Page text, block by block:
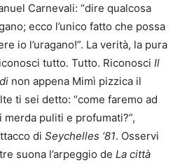
Carnevali: “dire qualcosa
ecco l’unico fatto che possa
io l’uragano!”. La verità, la pura
tutto. Tutto. Riconosci Il
non appena Mimì pizzica il
ti sei detto: “come faremo ad
puliti e profumati?”,
di Seychelles ‘81. Osservi
suona l’arpeggio de La città